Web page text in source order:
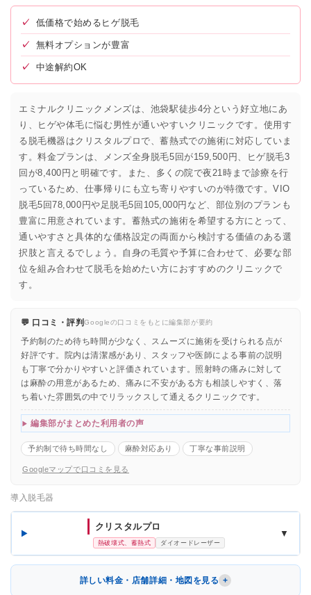
✓ 低価格で始めるヒゲ脱毛
✓ 無料オプションが豊富
✓ 中途解約OK
エミナルクリニックメンズは、池袋駅徒歩4分という好立地にあ
り、ヒゲや体毛に悩む男性が通いやすいクリニックです。使用す
る脱毛機器はクリスタルプロで、蓄熱式での施術に対応していま
す。料金プランは、メンズ全身脱毛5回が159,500円、ヒゲ脱毛3
回が8,400円と明確です。また、多くの院で夜21時まで診療を行
っているため、仕事帰りにも立ち寄りやすいのが特徴です。VIO
脱毛5回78,000円や足脱毛5回105,000円など、部位別のプランも
豊富に用意されています。蓄熱式の施術を希望する方にとって、
通いやすさと具体的な価格設定の両面から検討する価値のある選
択肢と言えるでしょう。自身の毛質や予算に合わせて、必要な部
位を組み合わせて脱毛を始めたい方におすすめのクリニックで
す。
💬 口コミ・評判Googleの口コミをもとに編集部が要約
予約制のため待ち時間が少なく、スムーズに施術を受けられる点が
好評です。院内は清潔感があり、スタッフや医師による事前の説明
も丁寧で分かりやすいと評価されています。照射時の痛みに対して
は麻酔の用意があるため、痛みに不安がある方も相談しやすく、落
ち着いた雰囲気の中でリラックスして通えるクリニックです。
編集部がまとめた利用者の声
予約制で待ち時間なし 麻酔対応あり 丁寧な事前説明
Googleマップで口コミを見る
導入脱毛器
クリスタルプロ
熱破壊式、蓄熱式 ダイオードレーザー
▼
詳しい料金・店舗詳細・地図を見る